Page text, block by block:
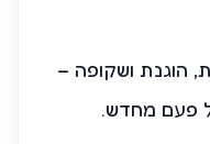
הוגנת ושקופה –
פעם מחדש.